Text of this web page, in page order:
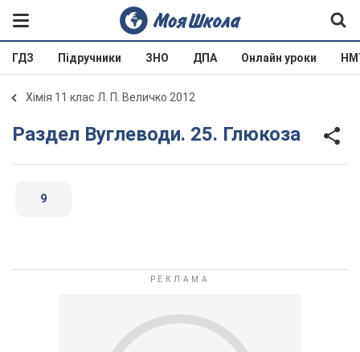
ГДЗ Підручники ЗНО ДПА Онлайн уроки
Хімія 11 клас Л. П. Величко 2012
Раздел Вуглеводи. 25. Глюкоза
9